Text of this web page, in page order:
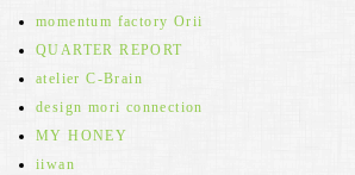
momentum factory Orii
QUARTER REPORT
atelier C-Brain
design mori connection
MY HONEY
iiwan